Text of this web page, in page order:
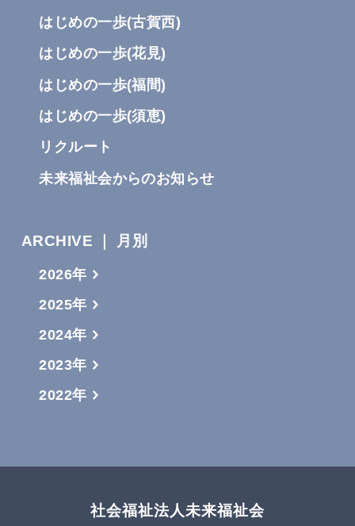
はじめの一歩(古賀⻄)
はじめの一歩(花⾒)
はじめの一歩(福間)
はじめの一歩(須恵)
リクルート
未来福祉会からのお知らせ
ARCHIVE ｜ 月別
2026年
2025年
2024年
2023年
2022年
社会福祉法人未来福祉会